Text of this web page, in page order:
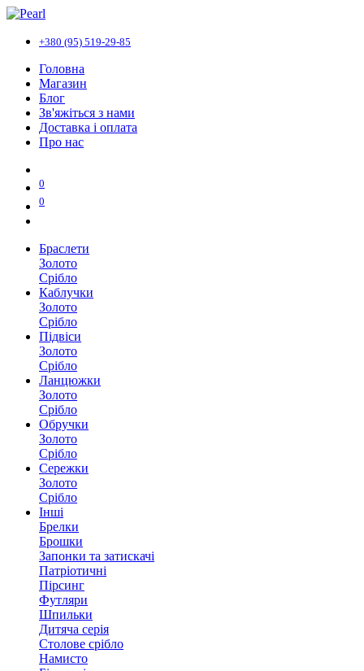
+380 (95) 519-29-85
Головна
Магазин
Блог
Зв'яжіться з нами
Доставка і оплата
Про нас
0
0
Браслети
Золото
Срібло
Каблучки
Золото
Срібло
Підвіси
Золото
Срібло
Ланцюжки
Золото
Срібло
Обручки
Золото
Срібло
Сережки
Золото
Срібло
Інші
Брелки
Брошки
Запонки та затискачі
Патріотичні
Пірсинг
Футляри
Шпильки
Дитяча серія
Столове срібло
Намисто